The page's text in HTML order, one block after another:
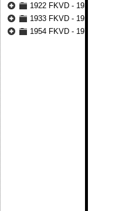
1922 FKVD - 1932 FKVD
1933 FKVD - 1953 FKVD
1954 FKVD - 1977 FKVD